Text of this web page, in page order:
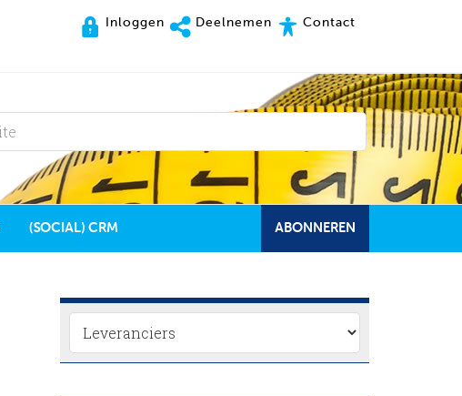
Inloggen Deelnemen Contact
(SOCIAL) CRM ABONNEREN